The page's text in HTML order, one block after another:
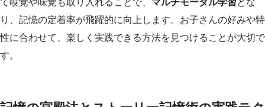
て嗅覚や味覚も取り入れることで、 マルチモーダル学習とな
り、記憶の定着率が飛躍的に向上します。お子さんの好みや特
性に合わせて、楽しく実践できる方法を見つけることが大切で
す。